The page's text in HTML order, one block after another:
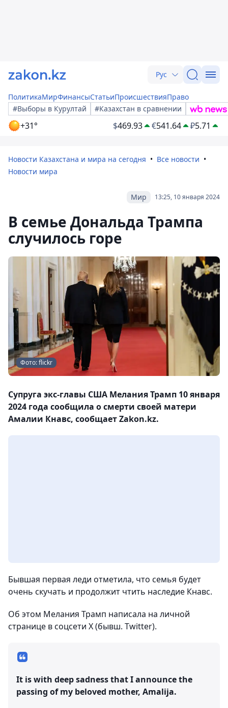
Рус
ПолитикаМирФинансыСтатьиПроисшествияПраво
#Выборы в Курултай
#Казахстан в сравнении
+31° $469.93 €541.64 ₽5.71
Новости Казахстана и мира на сегодня
Все новости
Новости мира
13:25, 10 января 2024
Мир
В семье Дональда Трампа
случилось горе
Фото: flickr
Супруга экс-главы США Мелания Трамп 10 января
2024 года сообщила о смерти своей матери
Амалии Кнавс, сообщает Zakon.kz.
Бывшая первая леди отметила, что семья будет
очень скучать и продолжит чтить наследие Кнавс.
Об этом Мелания Трамп написала на личной
странице в соцсети X (бывш. Twitter).
It is with deep sadness that I announce the
passing of my beloved mother, Amalija.